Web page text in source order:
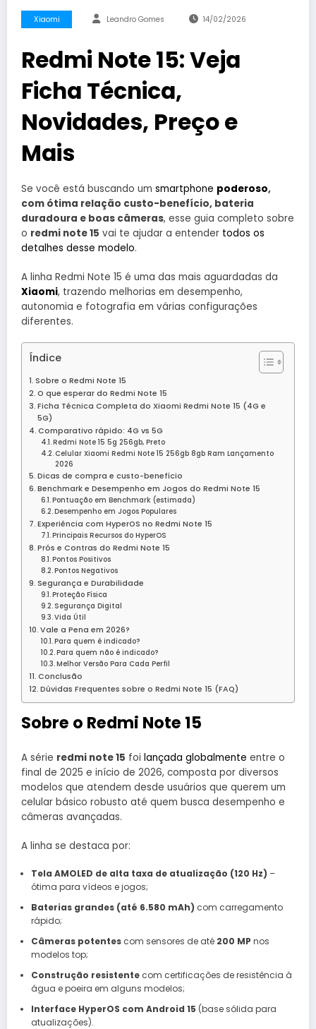
Xiaomi Leandro Gomes 14/02/2026
Redmi Note 15: Veja
Ficha Técnica,
Novidades, Preço e
Mais
Se você está buscando um smartphone poderoso,
com ótima relação custo-benefício, bateria
duradoura e boas câmeras, esse guia completo sobre
o redmi note 15 vai te ajudar a entender todos os
detalhes desse modelo.
A linha Redmi Note 15 é uma das mais aguardadas da
Xiaomi, trazendo melhorias em desempenho,
autonomia e fotografia em várias configurações
diferentes.
Índice
Sobre o Redmi Note 15
O que esperar do Redmi Note 15
Ficha Técnica Completa do Xiaomi Redmi Note 15 (4G e
5G)
Comparativo rápido: 4G vs 5G
Redmi Note 15 5g 256gb, Preto
Celular Xiaomi Redmi Note 15 256gb 8gb Ram Lançamento
2026
Dicas de compra e custo-benefício
Benchmark e Desempenho em Jogos do Redmi Note 15
Pontuação em Benchmark (estimada)
Desempenho em Jogos Populares
Experiência com HyperOS no Redmi Note 15
Principais Recursos do HyperOS
Prós e Contras do Redmi Note 15
Pontos Positivos
Pontos Negativos
Segurança e Durabilidade
Proteção Física
Segurança Digital
Vida Útil
Vale a Pena em 2026?
Para quem é indicado?
Para quem não é indicado?
Melhor Versão Para Cada Perfil
Conclusão
Dúvidas Frequentes sobre o Redmi Note 15 (FAQ)
Sobre o Redmi Note 15
A série redmi note 15 foi lançada globalmente entre o
final de 2025 e início de 2026, composta por diversos
modelos que atendem desde usuários que querem um
celular básico robusto até quem busca desempenho e
câmeras avançadas.
A linha se destaca por:
Tela AMOLED de alta taxa de atualização (120 Hz) –
ótima para vídeos e jogos;
Baterias grandes (até 6.580 mAh) com carregamento
rápido;
Câmeras potentescom sensores de até 200 MP nos
modelos top;
Construção resistentecom certificações de resistência à
água e poeira em alguns modelos;
Interface HyperOS com Android 15 (base sólida para
atualizações).